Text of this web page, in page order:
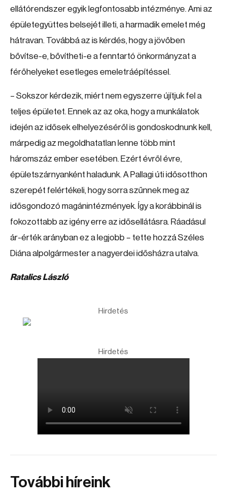
ellátórendszer egyik legfontosabb intézménye. Ami az
épületegyüttes belsejét illeti, a harmadik emelet még
hátravan. Továbbá az is kérdés, hogy a jövőben
bővítse-e, bővítheti-e a fenntartó önkormányzat a
férőhelyeket esetleges emeletráépítéssel.
– Sokszor kérdezik, miért nem egyszerre újítjuk fel a
teljes épületet. Ennek az az oka, hogy a munkálatok
idején az idősek elhelyezéséről is gondoskodnunk kell,
márpedig az megoldhatatlan lenne több mint
háromszáz ember esetében. Ezért évről évre,
épületszárnyanként haladunk. A Pallagi úti idősotthon
szerepét felértékeli, hogy sorra szűnnek meg az
idősgondozó magánintézmények. Így a korábbinál is
fokozottabb az igény erre az idősellátásra. Ráadásul
ár-érték arányban ez a legjobb – tette hozzá Széles
Diána alpolgármester a nagyerdei idősházra utalva.
Ratalics László
Hirdetés
Hirdetés
További híreink